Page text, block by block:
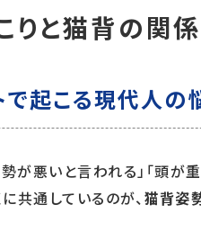
りと猫背の関
で起こる現代人の
が悪いと言われる」「頭が重
共通しているのが、猫背姿